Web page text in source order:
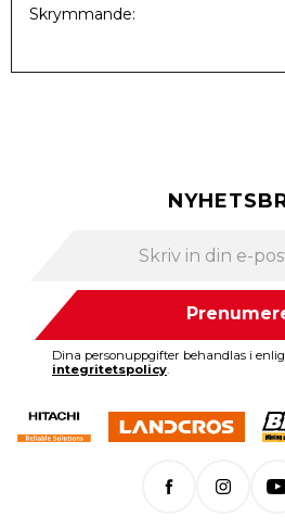
Skrymmande
Dina personuppgifter behandlas i
integritetspolicy.